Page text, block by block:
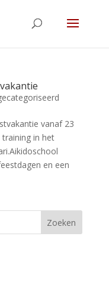
vanaf 23
in het
en een
Zoeken